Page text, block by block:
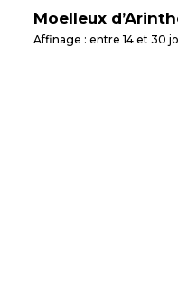
Moelleux
Affinage : entre 14 et 30